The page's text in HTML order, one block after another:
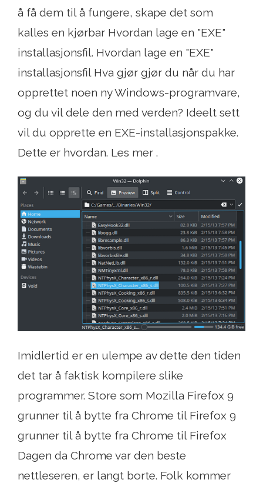
å få dem til å fungere, skape det som
kalles en kjørbar Hvordan lage en "EXE"
installasjonsfil. Hvordan lage en "EXE"
installasjonsfil Hva gjør gjør du når du har
opprettet noen ny Windows-programvare,
og du vil dele den med verden? Ideelt sett
vil du opprette en EXE-installasjonspakke.
Dette er hvordan. Les mer .
Imidlertid er en ulempe av dette den tiden
det tar å faktisk kompilere slike
programmer. Store som Mozilla Firefox 9
grunner til å bytte fra Chrome til Firefox 9
grunner til å bytte fra Chrome til Firefox
Dagen da Chrome var den beste
nettleseren, er langt borte. Folk kommer